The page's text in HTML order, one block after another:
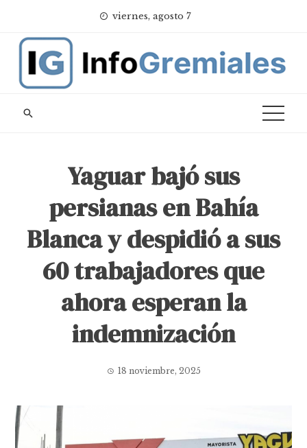
content
viernes, agosto 7
Yaguar bajó sus
persianas en Bahía
Blanca y despidió a sus
60 trabajadores que
ahora esperan la
indemnización
18 noviembre, 2025